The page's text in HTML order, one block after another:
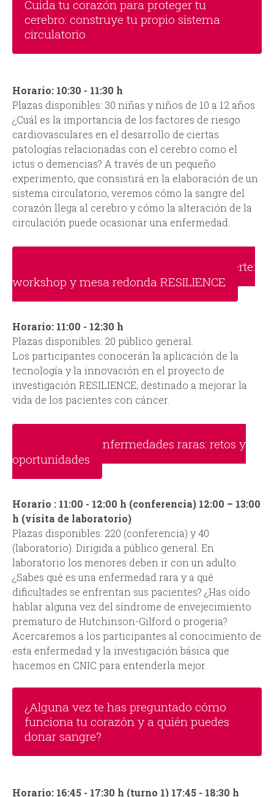
Cuida tu corazón para proteger tu
cerebro: construye tu propio sistema
circulatorio
Horario: 10:30 - 11:30 h
Plazas disponibles: 30 niñas y niños de 10 a 12 años
¿Cuál es la importancia de los factores de riesgo
cardiovasculares en el desarrollo de ciertas
patologías relacionadas con el cerebro como el
ictus o demencias? A través de un pequeño
experimento, que consistirá en la elaboración de un
sistema circulatorio, veremos cómo la sangre del
corazón llega al cerebro y cómo la alteración de la
circulación puede ocasionar una enfermedad.
Sobrevive al cáncer con un corazón fuerte:
workshop y mesa redonda RESILIENCE
Horario: 11:00 - 12:30 h
Plazas disponibles: 20 público general.
Los participantes conocerán la aplicación de la
tecnología y la innovación en el proyecto de
investigación RESILIENCE, destinado a mejorar la
vida de los pacientes con cáncer.
Investigar en enfermedades raras: retos y
oportunidades
Horario : 11:00 - 12:00 h (conferencia) 12:00 – 13:00
h (visita de laboratorio)
Plazas disponibles: 220 (conferencia) y 40
(laboratorio). Dirigida a público general. En
laboratorio los menores deben ir con un adulto.
¿Sabes qué es una enfermedad rara y a qué
dificultades se enfrentan sus pacientes? ¿Has oído
hablar alguna vez del síndrome de envejecimiento
prematuro de Hutchinson-Gilford o progeria?
Acercaremos a los participantes al conocimiento de
esta enfermedad y la investigación básica que
hacemos en CNIC para entenderla mejor.
¿Alguna vez te has preguntado cómo
funciona tu corazón y a quién puedes
donar sangre?
Horario: 16:45 - 17:30 h (turno 1) 17:45 - 18:30 h